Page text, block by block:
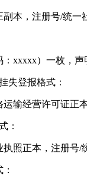
本，注册号/统一
xxxxx）一枚，声
失登报格式：
输经营许可证正
：
照正本，注册号/